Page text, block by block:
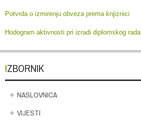
Potvrda o izmirenju obveza prema knjiznici
Hodogram aktivnosti pri izradi diplomskog rada
IZBORNIK
NASLOVNICA
VIJESTI